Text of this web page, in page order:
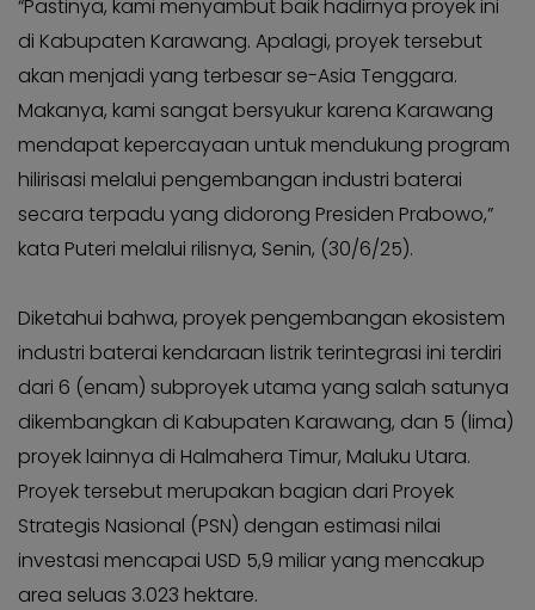
Kabar
Photo
KADER
“Pastinya, kami menyambut baik hadirnya proyek ini
di Kabupaten Karawang. Apalagi, proyek tersebut
akan menjadi yang terbesar se-Asia Tenggara.
Makanya, kami sangat bersyukur karena Karawang
mendapat kepercayaan untuk mendukung program
hilirisasi melalui pengembangan industri baterai
secara terpadu yang didorong Presiden Prabowo,”
kata Puteri melalui rilisnya, Senin, (30/6/25).
Diketahui bahwa, proyek pengembangan ekosistem
industri baterai kendaraan listrik terintegrasi ini terdiri
dari 6 (enam) subproyek utama yang salah satunya
dikembangkan di Kabupaten Karawang, dan 5 (lima)
proyek lainnya di Halmahera Timur, Maluku Utara.
Proyek tersebut merupakan bagian dari Proyek
Strategis Nasional (PSN) dengan estimasi nilai
investasi mencapai USD 5,9 miliar yang mencakup
area seluas 3.023 hektare.